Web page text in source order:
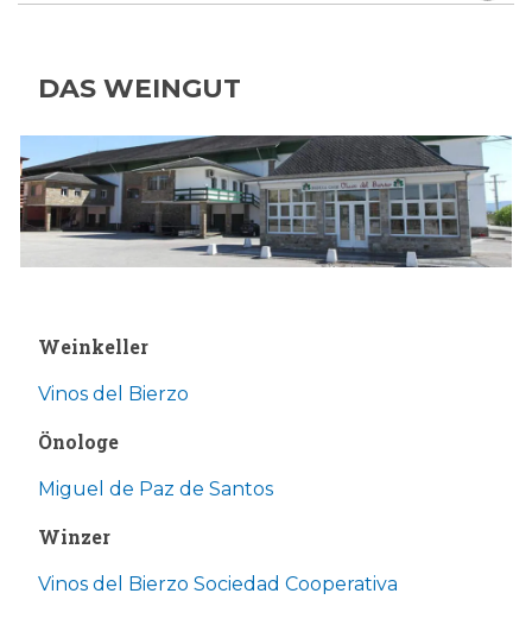
DAS WEINGUT
Weinkeller
Vinos del Bierzo
Önologe
Miguel de Paz de Santos
Winzer
Vinos del Bierzo Sociedad Cooperativa